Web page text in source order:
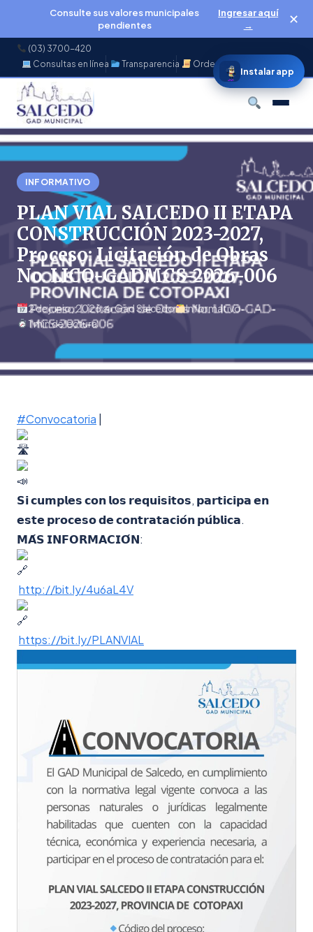
Consulte sus valores municipales
pendientes
Ingresar aquí
→
✕
(03) 3700-420
Consultas en línea
Transparencia Ordenanzas
Buscar
INFORMATIVO
PLAN VIAL SALCEDO II ETAPA
CONSTRUCCIÓN 2023-2027,
Proceso: Licitación de Obras
No. LICO-GADMCS-2026-006
2 de junio, 2026✍️ Gad Salcedo
Informativo
1 min de lectura
#Convocatoria
𝗦𝗶 𝗰𝘂𝗺𝗽𝗹𝗲𝘀 𝗰𝗼𝗻 𝗹𝗼𝘀 𝗿𝗲𝗾𝘂𝗶𝘀𝗶𝘁𝗼𝘀, 𝗽𝗮𝗿𝘁𝗶𝗰𝗶𝗽𝗮 𝗲𝗻
𝗲𝘀𝘁𝗲 𝗽𝗿𝗼𝗰𝗲𝘀𝗼 𝗱𝗲 𝗰𝗼𝗻𝘁𝗿𝗮𝘁𝗮𝗰𝗶𝗼́𝗻 𝗽𝘂́𝗯𝗹𝗶𝗰𝗮.
𝗠𝗔́𝗦 𝗜𝗡𝗙𝗢𝗥𝗠𝗔𝗖𝗜𝗢́𝗡:
http://bit.ly/4u6aL4V
https://bit.ly/PLANVIAL
Instalar app